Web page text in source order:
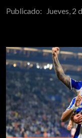
Publicado: Jueves, 2